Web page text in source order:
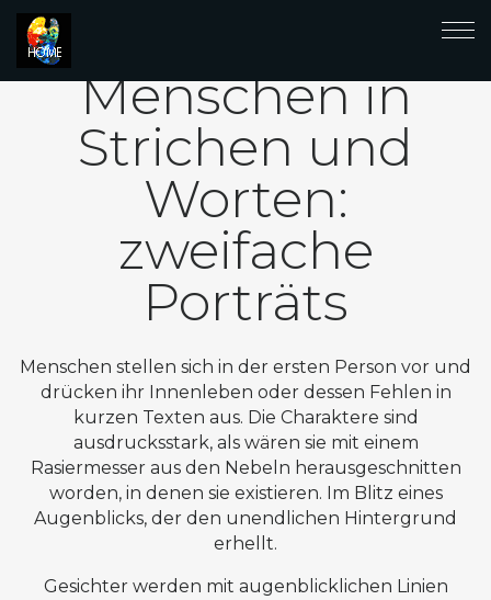
Menschen in
Strichen und
Worten:
zweifache
Porträts
Menschen stellen sich in der ersten Person vor und
drücken ihr Innenleben oder dessen Fehlen in
kurzen Texten aus. Die Charaktere sind
ausdrucksstark, als wären sie mit einem
Rasiermesser aus den Nebeln herausgeschnitten
worden, in denen sie existieren. Im Blitz eines
Augenblicks, der den unendlichen Hintergrund
erhellt.
Gesichter werden mit augenblicklichen Linien